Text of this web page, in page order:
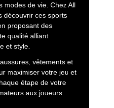
modes de vie. Chez All
découvrir ces sports
proposant des
qualité alliant
et style.
vêtements et
maximiser votre jeu et
étape de votre
aux joueurs